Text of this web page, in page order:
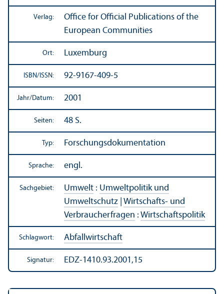
Verlag:
Office for Official Publications of the
European Communities
Ort: Luxemburg
ISBN/ ISSN: 92-9167-409-5
Jahr/Datum: 2001
Seiten: 48 S.
Typ: Forschungs­dokumentation
Sprache: engl.
Sachgebiet: Umwelt : Umweltpolitik und
Umweltschutz Wirtschafts- und
Verbraucherfragen : Wirtschafts­politik
Schlagwort: Abfallwirtschaft
Signatur: EDZ-1410.93.2001,15